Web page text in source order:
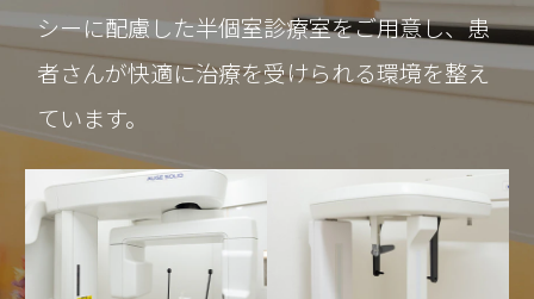
シーに配慮した半個室診療室をご用意し、患
者さんが快適に治療を受けられる環境を整え
ています。